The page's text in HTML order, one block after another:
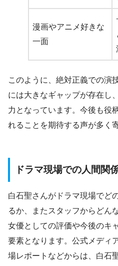
漫画やアニメ好きな
一面
このように、絶対正義での演
には大きなギャップが存在し
力となっています。今後も役
れることを期待する声が多く
ドラマ現場での人間関
白石聖さんがドラマ現場でど
るか、またスタッフからどん
女優としての評価や今後のキ
要素となります。公式メディ
場レポートなどからは、白石